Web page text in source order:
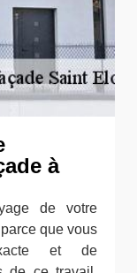
à
de votre
que vous
et de